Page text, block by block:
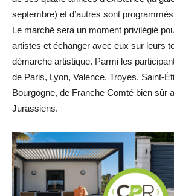
septembre) et d’autres sont
Le marché sera un moment privilégié
artistes et échanger avec eux sur leurs
démarche artistique. Parmi les
de Paris, Lyon, Valence, Troyes, Saint-
Bourgogne, de Franche Comté bien sûr
Jurassiens.